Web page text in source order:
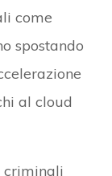
come
spostando
al cloud
criminali